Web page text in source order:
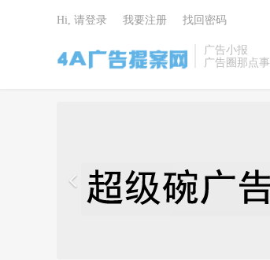
圈那点事
广告小报
广告圈那点事
Hi, 请登录 我要注册 找回密码